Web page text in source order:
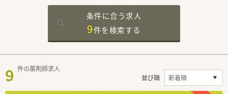
条件に合う求人
9件を検索する
9 件の薬剤師求人
並び順